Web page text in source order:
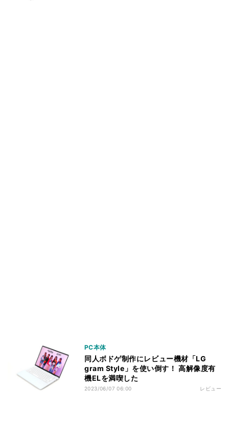
PC本体
同人ボドゲ制作にレビュー機材「LG
gram Style」を使い倒す！ 高解像度有
機ELを満喫した
2023/06/07 06:00 レビュー